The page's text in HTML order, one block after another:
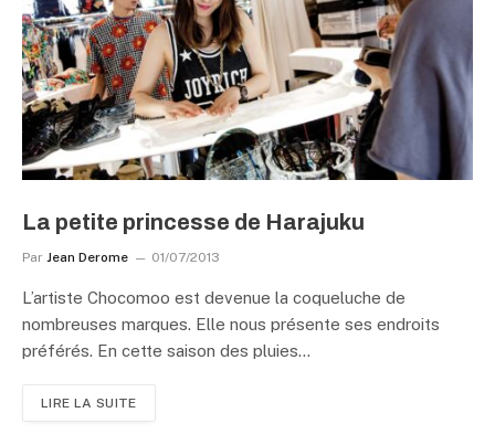
La petite princesse de Harajuku
Par Jean Derome 01/07/2013
L’artiste Chocomoo est devenue la coqueluche de
nombreuses marques. Elle nous présente ses endroits
préférés. En cette saison des pluies…
LIRE LA SUITE